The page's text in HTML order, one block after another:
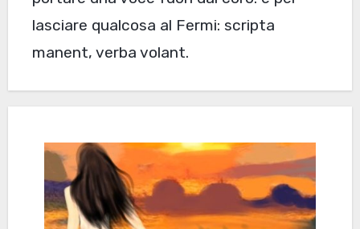
lasciare qualcosa al Fermi: scripta
manent, verba volant.